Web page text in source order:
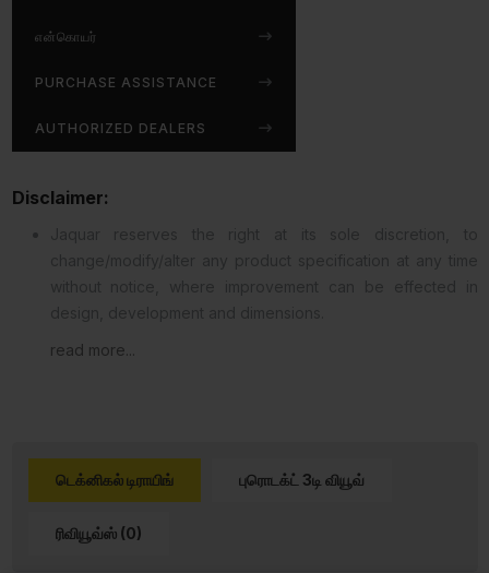
என்கொயர்
PURCHASE ASSISTANCE
AUTHORIZED DEALERS
Disclaimer:
read more...
டெக்னிகல் டிராயிங் புரொடக்ட் 3டி வியூவ்
ரிவியூவ்ஸ் (0)